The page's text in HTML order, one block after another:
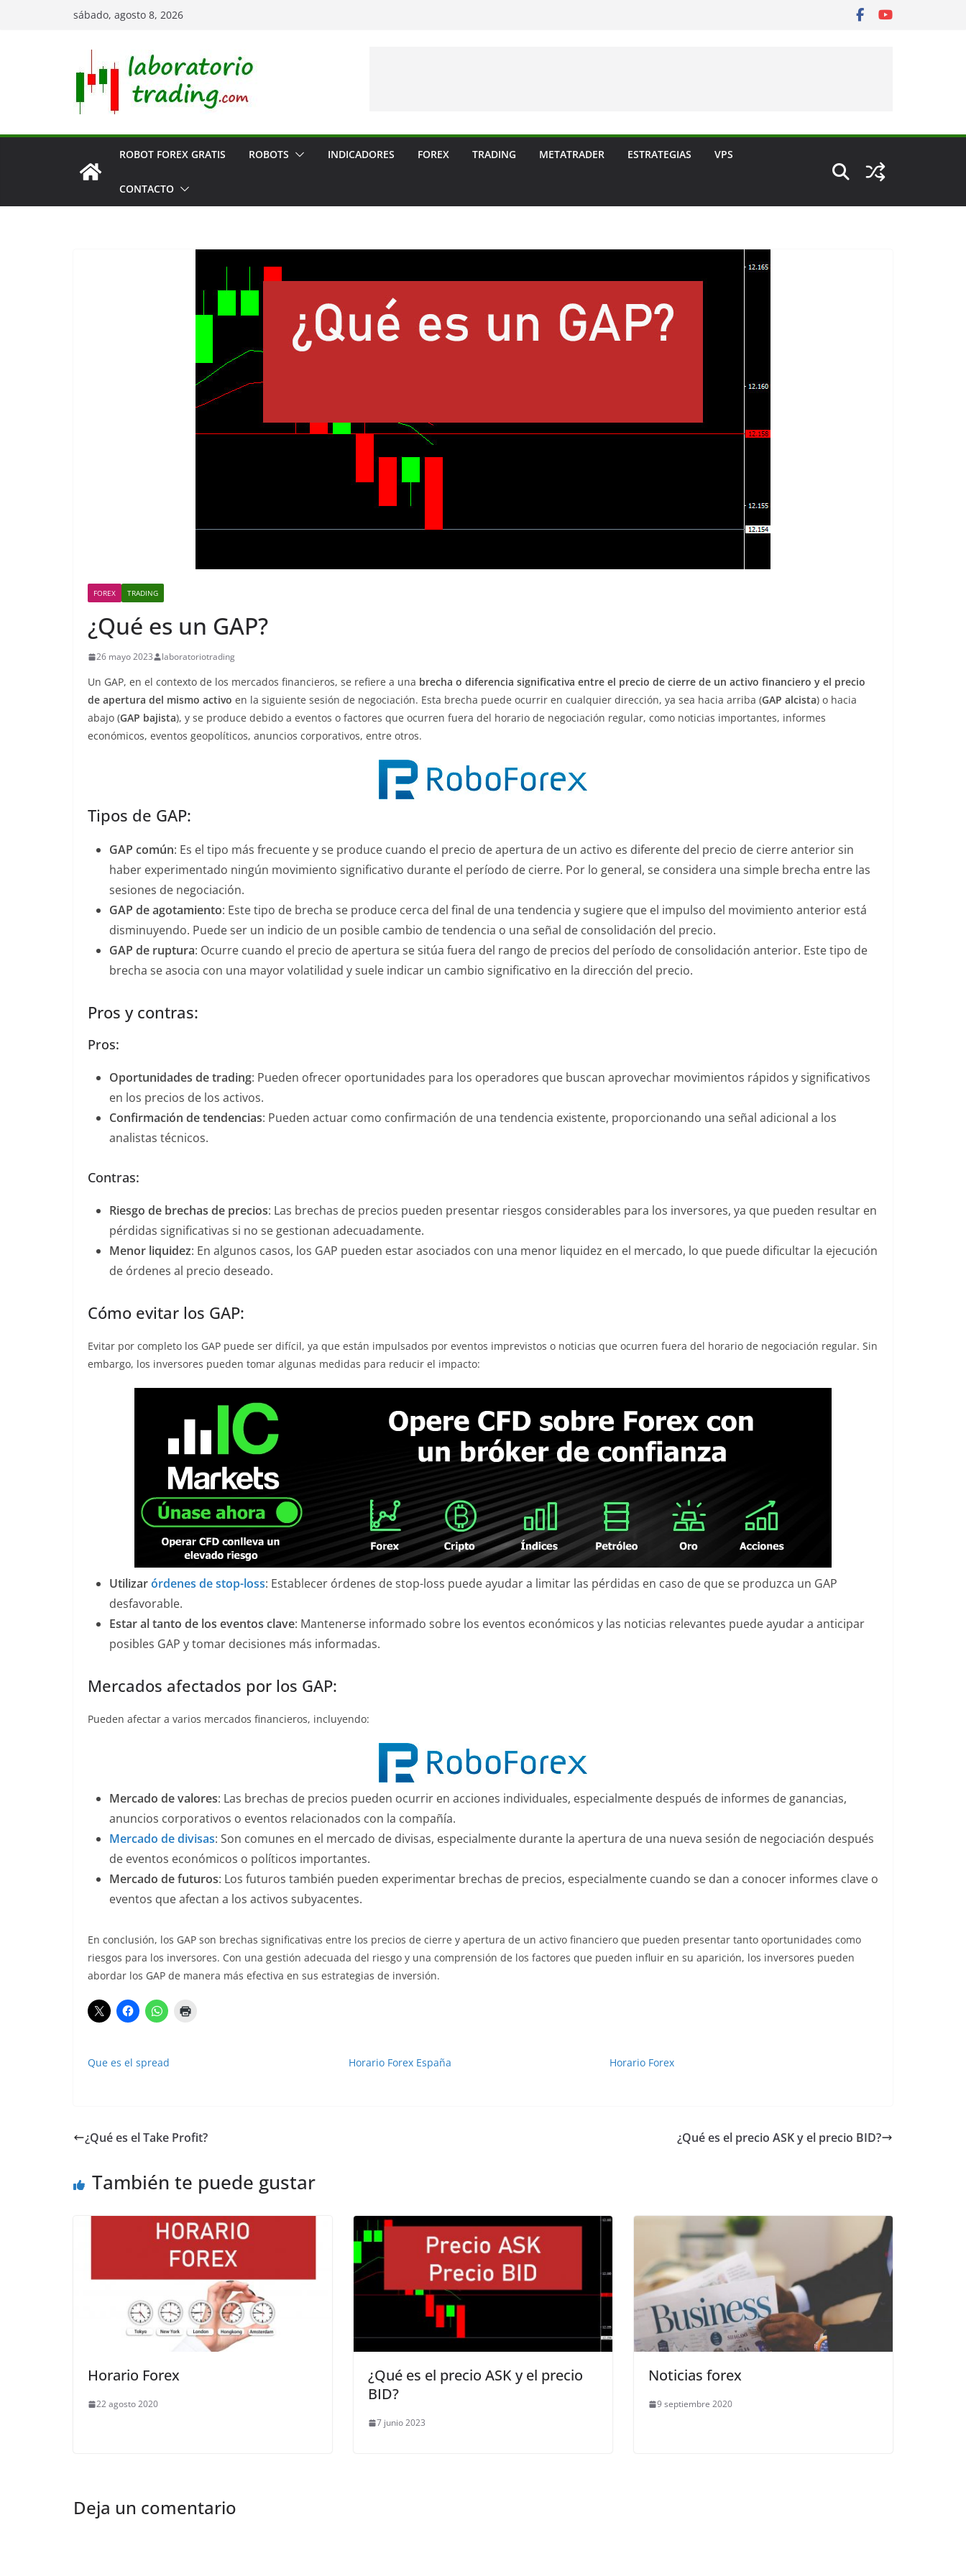
sábado, agosto 8, 2026
ROBOT FOREX GRATIS ROBOTS INDICADORES FOREX TRADING METATRADER ESTRATEGIAS VPS
CONTACTO
FOREX TRADING
¿Qué es un GAP?
26 mayo 2023 laboratoriotrading
Un GAP, en el contexto de los mercados financieros, se refiere a una brecha o diferencia significativa entre el precio de cierre de un activo financiero y el precio
de apertura del mismo activo en la siguiente sesión de negociación. Esta brecha puede ocurrir en cualquier dirección, ya sea hacia arriba (GAP alcista) o hacia
abajo (GAP bajista), y se produce debido a eventos o factores que ocurren fuera del horario de negociación regular, como noticias importantes, informes
económicos, eventos geopolíticos, anuncios corporativos, entre otros.
Tipos de GAP:
GAP común: Es el tipo más frecuente y se produce cuando el precio de apertura de un activo es diferente del precio de cierre anterior sin
haber experimentado ningún movimiento significativo durante el período de cierre. Por lo general, se considera una simple brecha entre las
sesiones de negociación.
GAP de agotamiento: Este tipo de brecha se produce cerca del final de una tendencia y sugiere que el impulso del movimiento anterior está
disminuyendo. Puede ser un indicio de un posible cambio de tendencia o una señal de consolidación del precio.
GAP de ruptura: Ocurre cuando el precio de apertura se sitúa fuera del rango de precios del período de consolidación anterior. Este tipo de
brecha se asocia con una mayor volatilidad y suele indicar un cambio significativo en la dirección del precio.
Pros y contras:
Pros:
Oportunidades de trading: Pueden ofrecer oportunidades para los operadores que buscan aprovechar movimientos rápidos y significativos
en los precios de los activos.
Confirmación de tendencias: Pueden actuar como confirmación de una tendencia existente, proporcionando una señal adicional a los
analistas técnicos.
Contras:
Riesgo de brechas de precios: Las brechas de precios pueden presentar riesgos considerables para los inversores, ya que pueden resultar en
pérdidas significativas si no se gestionan adecuadamente.
Menor liquidez: En algunos casos, los GAP pueden estar asociados con una menor liquidez en el mercado, lo que puede dificultar la ejecución
de órdenes al precio deseado.
Cómo evitar los GAP:
Evitar por completo los GAP puede ser difícil, ya que están impulsados por eventos imprevistos o noticias que ocurren fuera del horario de negociación regular. Sin
embargo, los inversores pueden tomar algunas medidas para reducir el impacto:
Utilizarórdenes de stop-loss: Establecer órdenes de stop-loss puede ayudar a limitar las pérdidas en caso de que se produzca un GAP
desfavorable.
Estar al tanto de los eventos clave: Mantenerse informado sobre los eventos económicos y las noticias relevantes puede ayudar a anticipar
posibles GAP y tomar decisiones más informadas.
Mercados afectados por los GAP:
Pueden afectar a varios mercados financieros, incluyendo:
Mercado de valores: Las brechas de precios pueden ocurrir en acciones individuales, especialmente después de informes de ganancias,
anuncios corporativos o eventos relacionados con la compañía.
Mercado de divisas: Son comunes en el mercado de divisas, especialmente durante la apertura de una nueva sesión de negociación después
de eventos económicos o políticos importantes.
Mercado de futuros: Los futuros también pueden experimentar brechas de precios, especialmente cuando se dan a conocer informes clave o
eventos que afectan a los activos subyacentes.
En conclusión, los GAP son brechas significativas entre los precios de cierre y apertura de un activo financiero que pueden presentar tanto oportunidades como
riesgos para los inversores. Con una gestión adecuada del riesgo y una comprensión de los factores que pueden influir en su aparición, los inversores pueden
abordar los GAP de manera más efectiva en sus estrategias de inversión.
Que es el spread Horario Forex España Horario Forex
¿Qué es el Take Profit? ¿Qué es el precio ASK y el precio BID?
También te puede gustar
Horario Forex
22 agosto 2020
¿Qué es el precio ASK y el precio
BID?
7 junio 2023
Noticias forex
9 septiembre 2020
Deja un comentario